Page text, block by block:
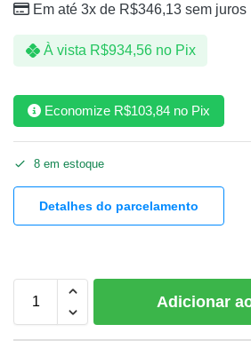
À vista R$934,56 no Pix
Em até 3x de R$346,13 sem juros
Economize R$103,84 no Pix
8 em estoque
Detalhes do parcelamento
Adicionar